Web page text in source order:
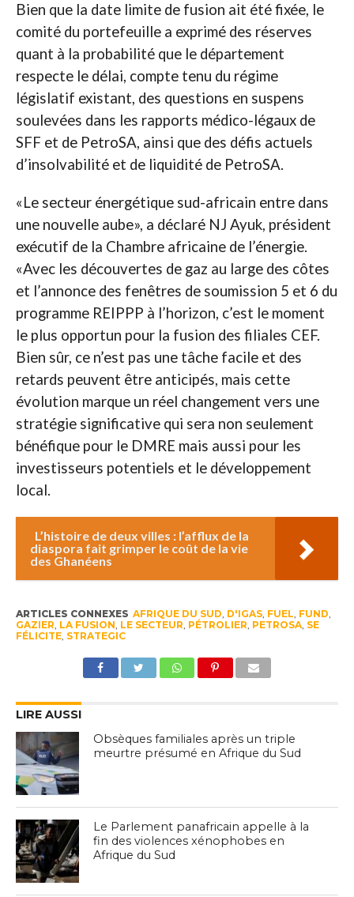
Bien que la date limite de fusion ait été fixée, le
comité du portefeuille a exprimé des réserves
quant à la probabilité que le département
respecte le délai, compte tenu du régime
législatif existant, des questions en suspens
soulevées dans les rapports médico-légaux de
SFF et de PetroSA, ainsi que des défis actuels
d’insolvabilité et de liquidité de PetroSA.
«Le secteur énergétique sud-africain entre dans
une nouvelle aube», a déclaré NJ Ayuk, président
exécutif de la Chambre africaine de l’énergie.
«Avec les découvertes de gaz au large des côtes
et l’annonce des fenêtres de soumission 5 et 6 du
programme REIPPP à l’horizon, c’est le moment
le plus opportun pour la fusion des filiales CEF.
Bien sûr, ce n’est pas une tâche facile et des
retards peuvent être anticipés, mais cette
évolution marque un réel changement vers une
stratégie significative qui sera non seulement
bénéfique pour le DMRE mais aussi pour les
investisseurs potentiels et le développement
local.
L’histoire de deux villes : l’afflux de la
diaspora fait grimper le coût de la vie
des Ghanéens
ARTICLES CONNEXES AFRIQUE DU SUD, D'IGAS, FUEL, FUND,
GAZIER, LA FUSION, LE SECTEUR, PÉTROLIER, PETROSA, SE
FÉLICITE, STRATEGIC
LIRE AUSSI
Obsèques familiales après un triple
meurtre présumé en Afrique du Sud
Le Parlement panafricain appelle à la
fin des violences xénophobes en
Afrique du Sud